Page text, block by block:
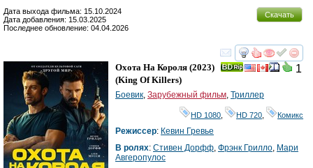
Скачать
Дата выхода фильма: 15.10.2024
Дата добавления: 15.03.2025
Последнее обновление: 04.04.2026
смотреть
1
Охота На Короля (2023)
(King Of Killers)
Боевик Зарубежный фильм Триллер
HD 1080 HD 720 Комикс
Режиссер: Кевин Гревье
В ролях: Стивен Дорфф Фрэнк Грилло Мари
Авгеропулос